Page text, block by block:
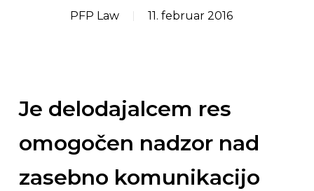
PFP Law 11. februar 2016
Je delodajalcem res
omogočen nadzor nad
zasebno komunikacijo